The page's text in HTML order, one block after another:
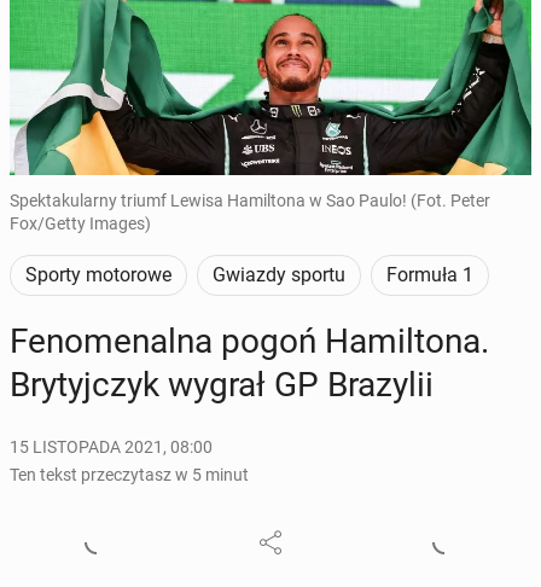
Spektakularny triumf Lewisa Hamiltona w Sao Paulo! (Fot. Peter
Fox/Getty Images)
Sporty motorowe Gwiazdy sportu Formuła 1
Fe­no­me­nal­na pogoń Ha­mil­to­na.
Bry­tyj­czyk wygrał GP Bra­zy­lii
15 LISTOPADA 2021, 08:00
Ten tekst przeczytasz w 5 minut